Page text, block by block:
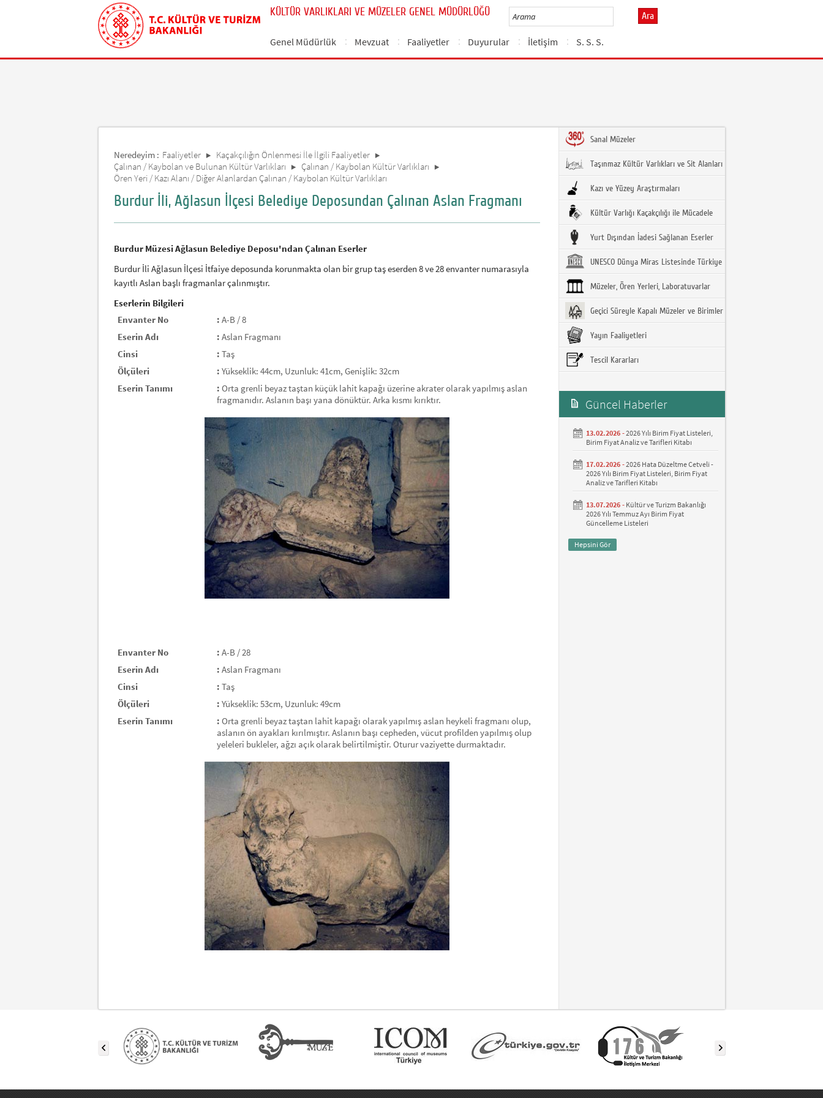
KÜLTÜR VARLIKLARI VE MÜZELER GENEL MÜDÜRLÜĞÜ Ara
Genel Müdürlük Mevzuat Faaliyetler Duyurular İletişim S. S. S.
Neredeyim : Faaliyetler
Kaçakçılığın Önlenmesi İle İlgili Faaliyetler
Çalınan / Kaybolan ve Bulunan Kültür Varlıkları
Çalınan / Kaybolan Kültür Varlıkları
Ören Yeri / Kazı Alanı / Diğer Alanlardan Çalınan / Kaybolan Kültür Varlıkları
Burdur İli, Ağlasun İlçesi Belediye Deposundan Çalınan Aslan Fragmanı
Burdur Müzesi Ağlasun Belediye Deposu'ndan Çalınan Eserler
Burdur İli Ağlasun İlçesi İtfaiye deposunda korunmakta olan bir grup taş eserden 8 ve 28 envanter numarasıyla
kayıtlı Aslan başlı fragmanlar çalınmıştır.
Eserlerin Bilgileri
Envanter No
: A-B / 8
Eserin Adı
: Aslan Fragmanı
Cinsi
: Taş
Ölçüleri
: Yükseklik: 44cm, Uzunluk: 41cm, Genişlik: 32cm
Eserin Tanımı
: Orta grenli beyaz taştan küçük lahit kapağı üzerine akrater olarak yapılmış aslan
fragmanıdır. Aslanın başı yana dönüktür. Arka kısmı kırıktır.
Envanter No : A-B / 28
Eserin Adı
: Aslan Fragmanı
Cinsi
: Taş
Ölçüleri
: Yükseklik: 53cm, Uzunluk: 49cm
Eserin Tanımı
: Orta grenli beyaz taştan lahit kapağı olarak yapılmış aslan heykeli fragmanı olup,
aslanın ön ayakları kırılmıştır. Aslanın başı cepheden, vücut profilden yapılmış olup
yeleleri bukleler, ağzı açık olarak belirtilmiştir. Oturur vaziyette durmaktadır.
Sanal Müzeler
Taşınmaz Kültür Varlıkları ve Sit Alanları
Kazı ve Yüzey Araştırmaları
Kültür Varlığı Kaçakçılığı ile Mücadele
Yurt Dışından İadesi Sağlanan Eserler
UNESCO Dünya Miras Listesinde Türkiye
Müzeler, Ören Yerleri, Laboratuvarlar
Geçici Süreyle Kapalı Müzeler ve Birimler
Yayın Faaliyetleri
Tescil Kararları
Güncel Haberler
13.02.2026 -2026 Yılı Birim Fiyat Listeleri,
Birim Fiyat Analiz ve Tarifleri Kitabı
17.02.2026 -2026 Hata Düzeltme Cetveli -
2026 Yılı Birim Fiyat Listeleri, Birim Fiyat
Analiz ve Tarifleri Kitabı
13.07.2026 - Kültür ve Turizm Bakanlığı
2026 Yılı Temmuz Ayı Birim Fiyat
Güncelleme Listeleri
Hepsini Gör